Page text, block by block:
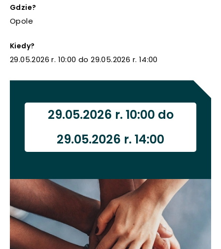
Gdzie?
Opole
Kiedy?
29.05.2026 r. 10:00 do 29.05.2026 r. 14:00
29.05.2026 r. 10:00 do
29.05.2026 r. 14:00